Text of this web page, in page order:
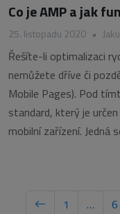
Co je AMP a jak
25. listopadu 2020 •
Řešíte-li optimalizaci
nemůžete dříve či
Mobile Pages). Pod
standard, který je
mobilní zařízení.
1 … 6